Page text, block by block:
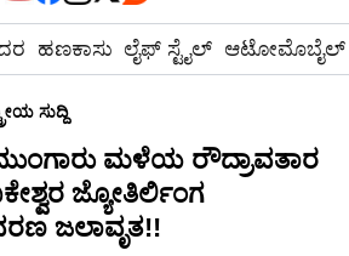
ಹಣಕಾಸು ಲೈಫ್ ಸ್ಟೈಲ್ ಆಟೋಮೊಬೈಲ್
ಸುದ್ದಿ
ಮುಂಗಾರು ಮಳೆಯ ರೌದ್ರಾವತಾರ
ಜ್ಯೋತಿರ್ಲಿಂಗ
ಜಲಾವೃತ!!